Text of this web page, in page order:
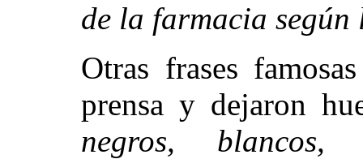
de la farmacia según
Otras frases
prensa y dejaron
negros, blancos,